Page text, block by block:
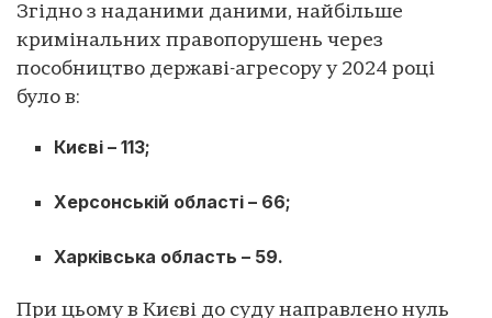
Згідно з наданими даними, найбільше
кримінальних правопорушень через
пособництво державі-агресору у 2024 році
було в:
Києві – 113;
Херсонській області – 66;
Харківська область – 59.
При цьому в Києві до суду направлено нуль